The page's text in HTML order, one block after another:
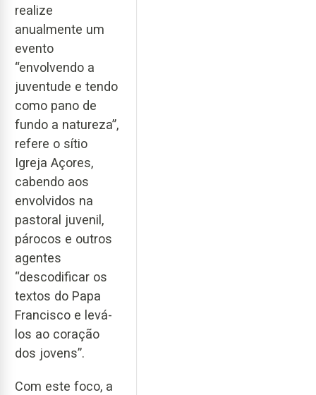
realize
anualmente um
evento
“envolvendo a
juventude e tendo
como pano de
fundo a natureza”,
refere o sítio
Igreja Açores,
cabendo aos
envolvidos na
pastoral juvenil,
párocos e outros
agentes
“descodificar os
textos do Papa
Francisco e levá-
los ao coração
dos jovens”.
Com este foco, a